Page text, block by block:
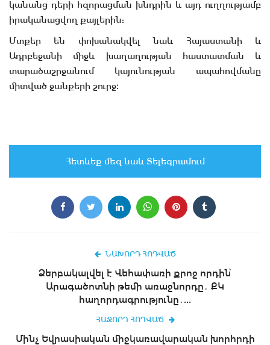
կանանց դերի հզորացման խնդրին և այդ ուղղությամբ
իրականացվող քայլերին:
Մտքեր են փոխանակվել նաև Հայաստանի և
Ադրբեջանի միջև խաղաղության հաստատման և
տարածաշրջանում կայունության ապահովմանը
միտված ջանքերի շուրջ։
Հետևեք մեզ նաև Տելեգրամում
ՆԱԽՈՐԴ ՀՈԴՎԱԾ
Ձերբակալվել է Վեհափառի քրոջ որդին՝
Արագածոտնի թեմի առաջնորդը․ ՔԿ
հաղորդագրությունը․...
ՀԱՋՈՐԴ ՀՈԴՎԱԾ
Մինչ Եվրասիական միջկառավարական խորհրդի